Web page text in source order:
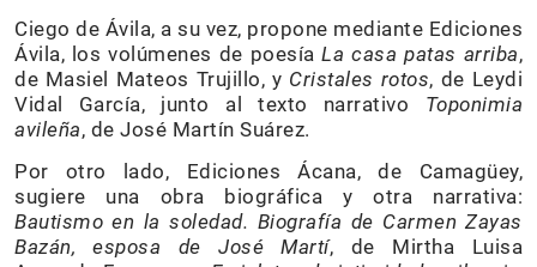
Ciego de Ávila, a su vez, propone mediante Ediciones
Ávila, los volúmenes de poesíaLa casa patas arriba,
de Masiel Mateos Trujillo, y Cristales rotos, de Leydi
Vidal García, junto al texto narrativo Toponimia
avileña, de José Martín Suárez.
Por otro lado, Ediciones Ácana, de Camagüey,
sugiere una obra biográfica y otra narrativa:
Bautismo en la soledad. Biografía de Carmen Zayas
Bazán, esposa de José Martí, de Mirtha Luisa